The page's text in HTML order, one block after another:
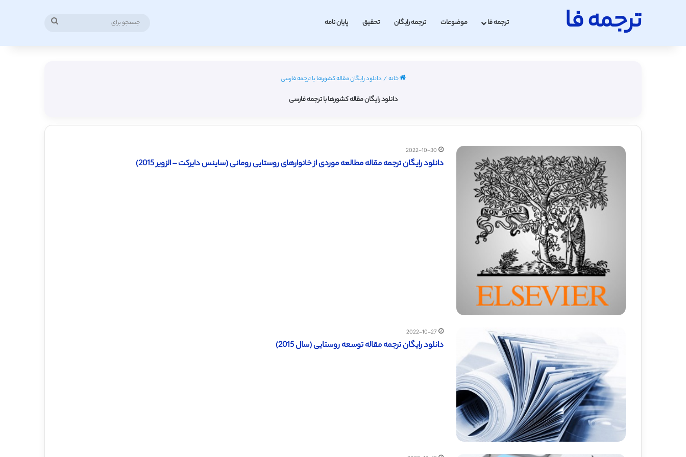
ترجمه فا ترجمه فا موضوعات ترجمه رایگان تحقیق پایان نامه
خانه/ دانلود رایگان مقاله کشورها با ترجمه فارسی
دانلود رایگان مقاله کشورها با ترجمه فارسی
2022-10-30
دانلود رایگان ترجمه مقاله مطالعه موردی از خانوارهای روستایی رومانی (ساینس دایرکت – الزویر 2015)
2022-10-27
دانلود رایگان ترجمه مقاله توسعه روستایی (سال 2015)